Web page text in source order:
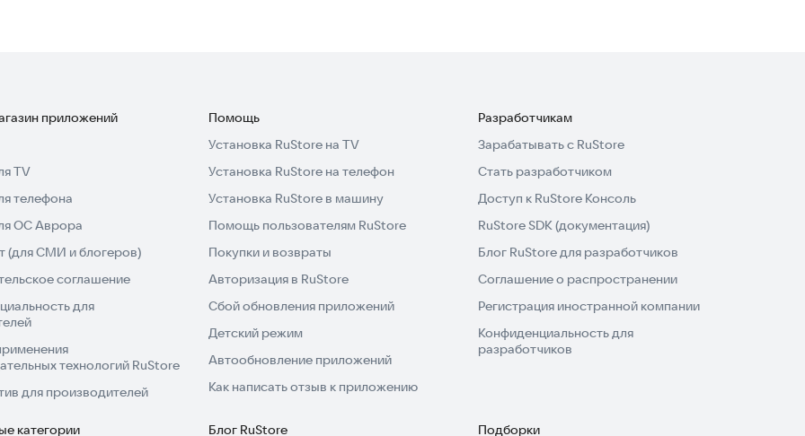
провести время и узнать новое, Stock
приложений
TV
телефона
ОС Аврора
(для СМИ и блогеров)
соглашение
для
технологий RuStore
для производителей
Помощь
Установка RuStore на TV
Установка RuStore на телефон
Установка RuStore в машину
Помощь пользователям RuStore
Покупки и возвраты
Авторизация в RuStore
Сбой обновления приложений
Детский режим
Автообновление приложений
Как написать отзыв к приложению
Разработчикам
Зарабатывать с RuStore
Стать разработчиком
Доступ к RuStore Консоль
RuStore SDK (документация)
Блог RuStore для разработчиков
Соглашение о распространении
Регистрация иностранной компании
Конфиденциальность для
разработчиков
категории Блог RuStore Подборки